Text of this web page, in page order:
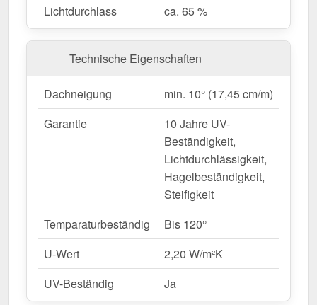
Struktur– Stegfünffach-X, optisch ansprechend
Lichtdurchlässigkeit– Lässt ca. 65 %
Witterungsbeständig
– Geschützt gegen UV-
Strahlen & Feuchtigkeit.
Hitzebeständig
– Bis 120° temperaturbeständig.
– ECO Profil als
Komplettset für eine sichere Installation– Alle
wichtigen Bauteile inklusive.
Garantie– 10 Jahre für langfristige Qualität &
Beständigkeit.
Lichtdurchlass ca. 65 %
Technische Eigenschaften
Dachneigung
min. 10° (17,45 cm/m)
Garantie
10 Jahre UV-
Beständigkeit,
Lichtdurchlässigkeit,
Hagelbeständigkeit,
Steifigkeit
Temparaturbeständig
Bis 120°
U-Wert
2,20 W/m²K
UV-Beständig
Ja